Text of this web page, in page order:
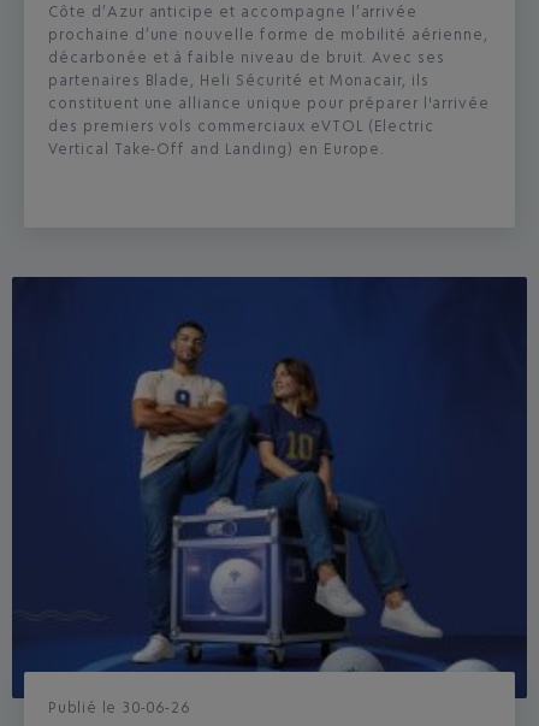
Côte d’Azur anticipe et accompagne l’arrivée
prochaine d’une nouvelle forme de mobilité aérienne,
décarbonée et à faible niveau de bruit. Avec ses
partenaires Blade, Heli Sécurité et Monacair, ils
constituent une alliance unique pour préparer l'arrivée
des premiers vols commerciaux eVTOL (Electric
Vertical Take-Off and Landing) en Europe.
Publié le 30-06-26